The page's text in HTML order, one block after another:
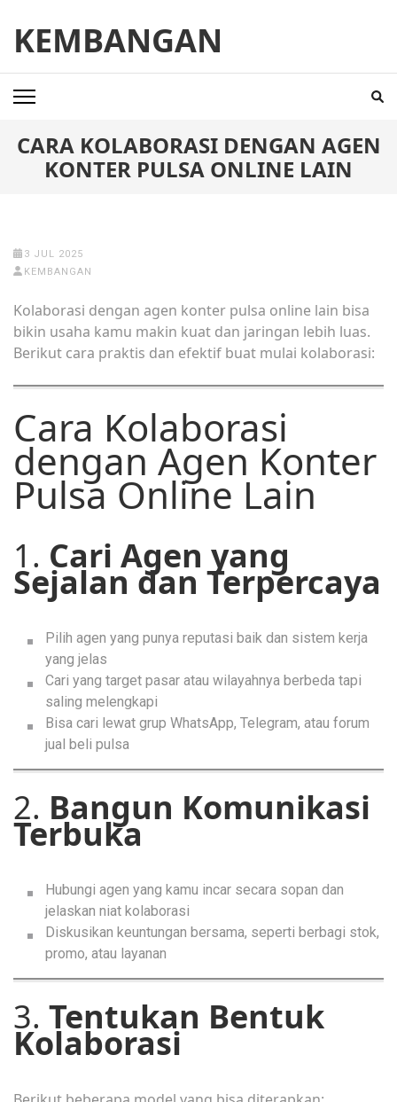
content
(Press
Enter)
KEMBANGAN
CARA KOLABORASI DENGAN AGEN
KONTER PULSA ONLINE LAIN
3 JUL 2025
KEMBANGAN
Kolaborasi dengan agen konter pulsa online lain bisa
bikin usaha kamu makin kuat dan jaringan lebih luas.
Berikut cara praktis dan efektif buat mulai kolaborasi:
Cara Kolaborasi
dengan Agen Konter
Pulsa Online Lain
1. Cari Agen yang
Sejalan dan Terpercaya
Pilih agen yang punya reputasi baik dan sistem kerja
yang jelas
Cari yang target pasar atau wilayahnya berbeda tapi
saling melengkapi
Bisa cari lewat grup WhatsApp, Telegram, atau forum
jual beli pulsa
2. Bangun Komunikasi
Terbuka
Hubungi agen yang kamu incar secara sopan dan
jelaskan niat kolaborasi
Diskusikan keuntungan bersama, seperti berbagi stok,
promo, atau layanan
3. Tentukan Bentuk
Kolaborasi